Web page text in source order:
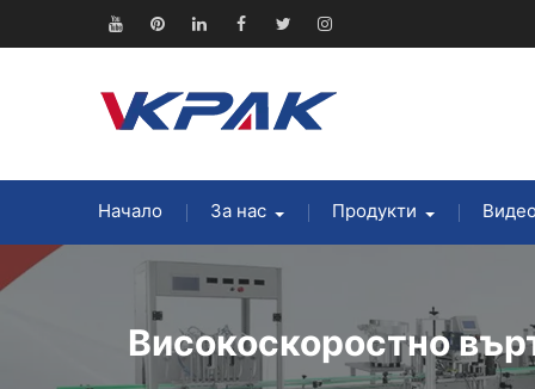
към
YoutubePinterestLinkedinFacebook
TwitterInstagram
Начало За нас Продукти
Високоскоростно